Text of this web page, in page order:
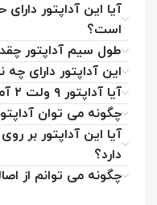
آیا این آداپتور
است؟
طول سیم آداپتور
این آداپتور دارای
آیا آداپتور ۹ ولت ۲ آمپر مصرف انرژی پایینی دارد؟
چگونه می توان
آیا این آداپتور بر
دارد؟
چگونه می توانم از